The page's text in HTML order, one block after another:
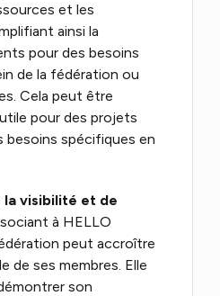
et les
ainsi la
pour des besoins
de la fédération ou
Cela peut être
pour des projets
besoins spécifiques en
visibilité et de
à HELLO
peut accroître
de ses membres. Elle
son